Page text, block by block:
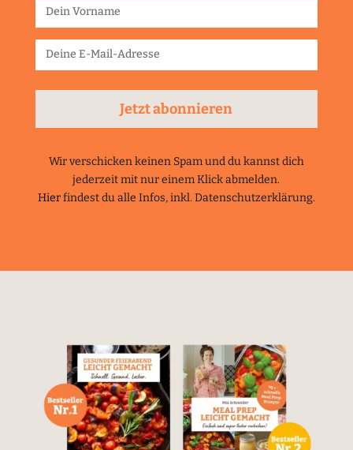
Jetzt abonnieren
Wir verschicken keinen Spam und du kannst dich
jederzeit mit nur einem Klick abmelden.
Hierfindest du alle Infos, inkl. Datenschutzerklärung.